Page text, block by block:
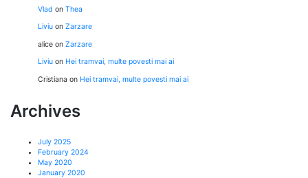
Vlad on Thea
Liviu on Zarzare
alice on Zarzare
Liviu on Hei tramvai, multe povesti mai ai
Cristiana on Hei tramvai, multe povesti mai ai
Archives
July 2025
February 2024
May 2020
January 2020